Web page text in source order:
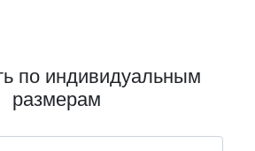
по индивидуальным
размерам